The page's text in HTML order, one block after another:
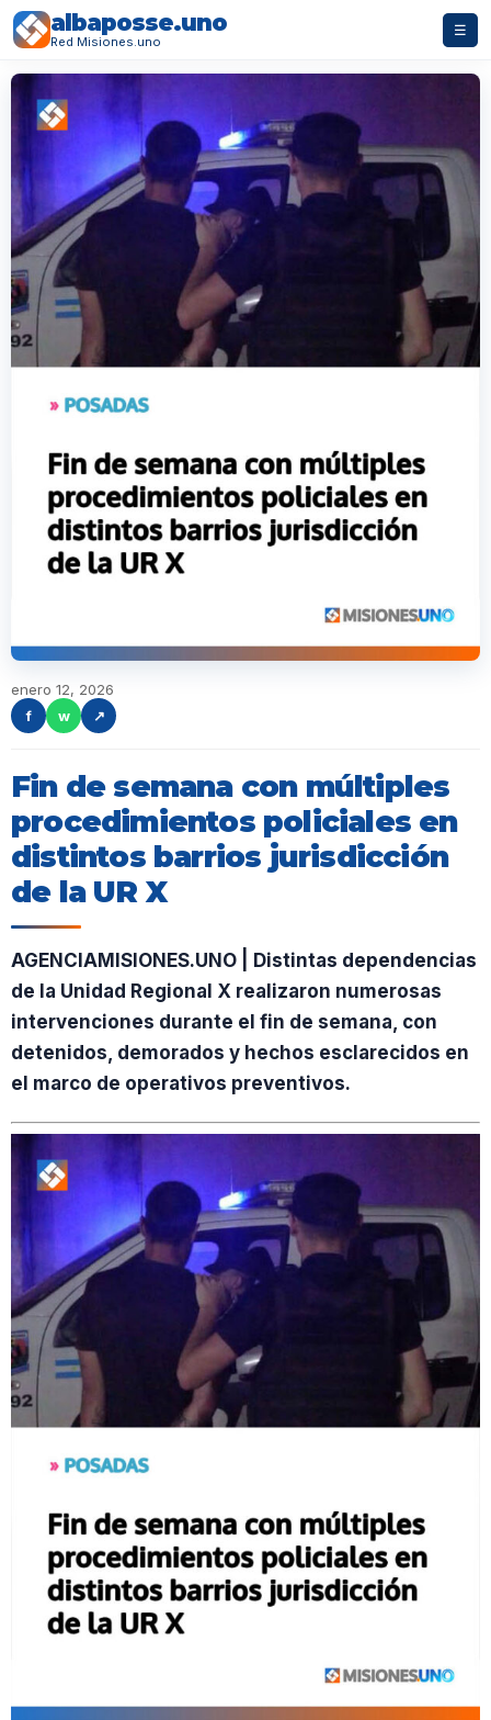
albaposse.uno
Red Misiones.uno
☰
enero 12, 2026
f
w ↗
Fin de semana con múltiples
procedimientos policiales en
distintos barrios jurisdicción
de la UR X
AGENCIAMISIONES.UNO | Distintas dependencias
de la Unidad Regional X realizaron numerosas
intervenciones durante el fin de semana, con
detenidos, demorados y hechos esclarecidos en
el marco de operativos preventivos.